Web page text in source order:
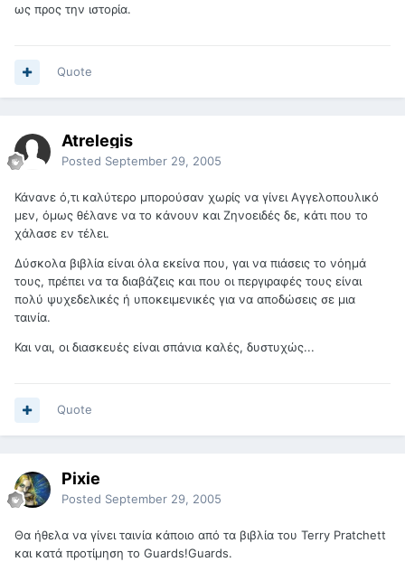
ως προς την ιστορία.
Quote
Atrelegis
Posted September 29, 2005
Κάνανε ό,τι καλύτερο μπορούσαν χωρίς να γίνει Αγγελοπουλικό
μεν, όμως θέλανε να το κάνουν και Ζηνοειδές δε, κάτι που το
χάλασε εν τέλει.
Δύσκολα βιβλία είναι όλα εκείνα που, γαι να πιάσεις το νόημά
τους, πρέπει να τα διαβάζεις και που οι περγιραφές τους είναι
πολύ ψυχεδελικές ή υποκειμενικές για να αποδώσεις σε μια
ταινία.
Και ναι, οι διασκευές είναι σπάνια καλές, δυστυχώς...
Quote
Pixie
Posted September 29, 2005
Θα ήθελα να γίνει ταινία κάποιο από τα βιβλία του Terry Pratchett
και κατά προτίμηση το Guards!Guards.